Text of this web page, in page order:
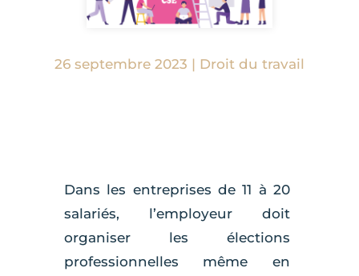
26 septembre 2023 | Droit du travail
Dans les entreprises de 11 à 20
salariés, l’employeur doit
organiser les élections
professionnelles même en